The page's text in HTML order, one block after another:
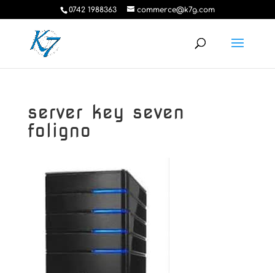
0742 1988363 commerce@k7g.com
server key seven
foligno